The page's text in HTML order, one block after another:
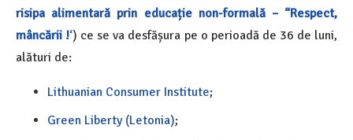
risipa alimentară prin educație non-formală – “Respect,
mâncării !‘) ce se va desfășura pe o perioadă de 36 de luni,
alături de:
Lithuanian Consumer Institute;
Green Liberty (Letonia);